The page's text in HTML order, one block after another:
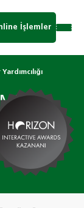
İşlemler
Gürün